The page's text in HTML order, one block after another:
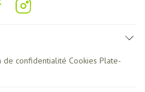
de confidentialité Cookies Plate-